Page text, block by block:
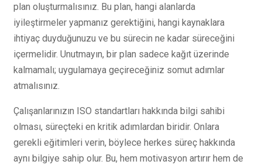
plan oluşturmalısınız. Bu plan, hangi alanlarda
iyileştirmeler yapmanız gerektiğini, hangi kaynaklara
ihtiyaç duyduğunuzu ve bu sürecin ne kadar süreceğini
içermelidir. Unutmayın, bir plan sadece kağıt üzerinde
kalmamalı; uygulamaya geçireceğiniz somut adımlar
atmalısınız.
Çalışanlarınızın ISO standartları hakkında bilgi sahibi
olması, süreçteki en kritik adımlardan biridir. Onlara
gerekli eğitimleri verin, böylece herkes süreç hakkında
aynı bilgiye sahip olur. Bu, hem motivasyon artırır hem de